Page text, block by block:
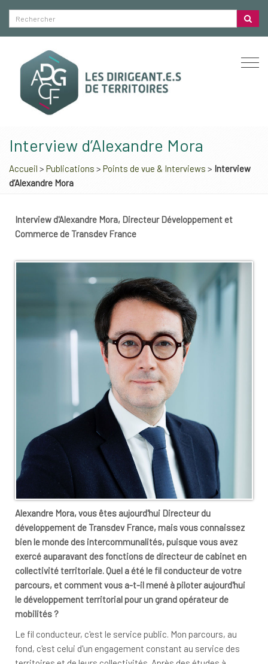
Interview d’Alexandre Mora
Accueil > Publications > Points de vue & Interviews > Interview
d’Alexandre Mora
Interview d'Alexandre Mora, Directeur Développement et
Commerce de Transdev France
Alexandre Mora, vous êtes aujourd'hui Directeur du
développement de Transdev France, mais vous connaissez
bien le monde des intercommunalités, puisque vous avez
exercé auparavant des fonctions de directeur de cabinet en
collectivité territoriale. Quel a été le fil conducteur de votre
parcours, et comment vous a-t-il mené à piloter aujourd'hui
le développement territorial pour un grand opérateur de
mobilités ?
Le fil conducteur, c'est le service public. Mon parcours, au
fond, c'est celui d'un engagement constant au service des